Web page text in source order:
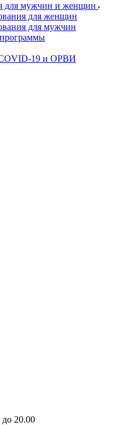
для мужчин и женщин
для женщин
для мужчин
COVID-19 и ОРВИ
20.00